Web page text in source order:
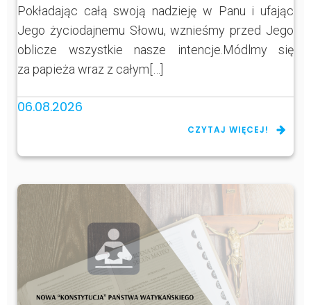
Pokładając całą swoją nadzieję w Panu i ufając
Jego życiodajnemu Słowu, wznieśmy przed Jego
oblicze wszystkie nasze intencje.Módlmy się
za papieża wraz z całym[…]
06.08.2026
CZYTAJ WIĘCEJ!